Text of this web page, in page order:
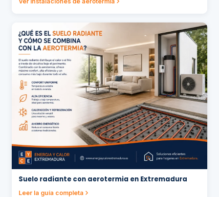
Suelo radiante con aerotermia en Extremadura
Leer la guía completa